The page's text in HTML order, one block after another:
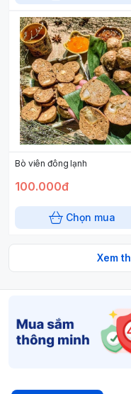
Bò viên đông lạnh
100.000đ
Chọn mua
Xem